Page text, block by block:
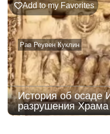
Рав Реувен Куклин
Add to my Favorites
История об осаде
разрушения Храма